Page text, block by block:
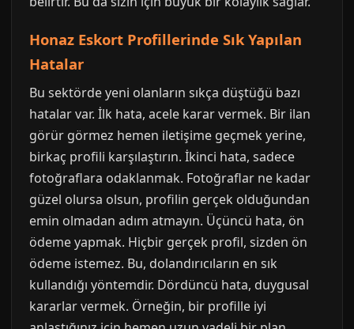
Honaz Eskort Profillerinde Sık Yapılan
Hatalar
Bu sektörde yeni olanların sıkça düştüğü bazı
hatalar var. İlk hata, acele karar vermek. Bir ilan
görür görmez hemen iletişime geçmek yerine,
birkaç profili karşılaştırın. İkinci hata, sadece
fotoğraflara odaklanmak. Fotoğraflar ne kadar
güzel olursa olsun, profilin gerçek olduğundan
emin olmadan adım atmayın. Üçüncü hata, ön
ödeme yapmak. Hiçbir gerçek profil, sizden ön
ödeme istemez. Bu, dolandırıcıların en sık
kullandığı yöntemdir. Dördüncü hata, duygusal
kararlar vermek. Örneğin, bir profille iyi